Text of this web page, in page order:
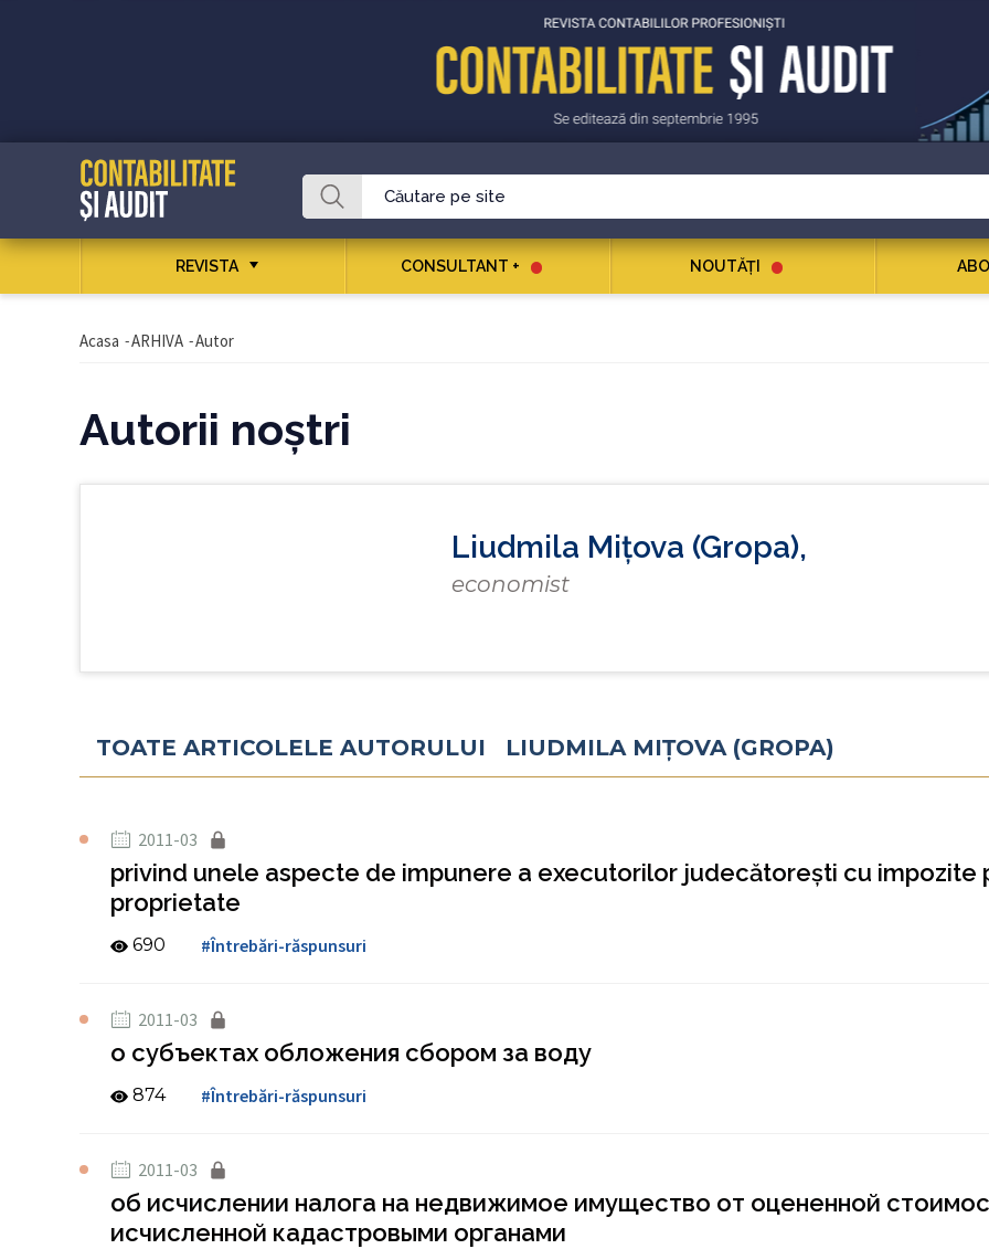
REVISTA CONSULTANT + NOUTĂŢI
Acasa -ARHIVA -Autor
Autorii noştri
Liudmila Mițova (Gropa),
economist
TOATE ARTICOLELE AUTORULUI LIUDMILA MIȚOVA (GROPA)
2011-03
privind unele aspecte de impunere a executorilor judecătoreşti cu impozite
proprietate
690 #Întrebări-răspunsuri
2011-03
о субъектах обложения сбором за воду
874 #Întrebări-răspunsuri
2011-03
об исчислении налога на недвижимое имущество от оцененной
исчисленной кадастровыми органами